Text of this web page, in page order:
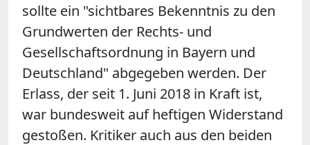
sollte ein "sichtbares Bekenntnis zu den
Grundwerten der Rechts- und
Gesellschaftsordnung in Bayern und
Deutschland" abgegeben werden. Der
Erlass, der seit 1. Juni 2018 in Kraft ist,
war bundesweit auf heftigen Widerstand
gestoßen. Kritiker auch aus den beiden